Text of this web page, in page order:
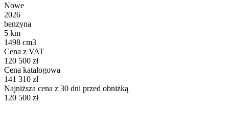
Nowe
2026
benzyna
5 km
1498 cm3
Cena z VAT
120 500 zł
Cena katalogowa
141 310 zł
Najniższa cena z 30 dni przed obniżką
120 500 zł